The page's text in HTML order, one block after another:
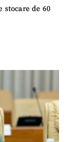
stocare de 60